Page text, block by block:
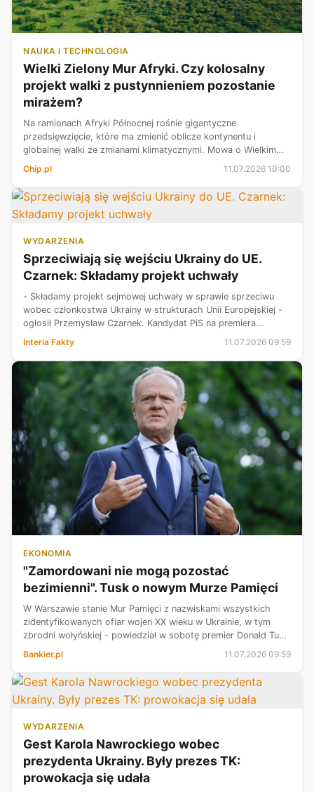
NAUKA I TECHNOLOGIA
Wielki Zielony Mur Afryki. Czy kolosalny
projekt walki z pustynnieniem pozostanie
mirażem?
Na ramionach Afryki Północnej rośnie gigantyczne
przedsięwzięcie, które ma zmienić oblicze kontynentu i
globalnej walki ze zmianami klimatycznymi. Mowa o Wielkim
kilometrów – od Senegalu na...
Chip.pl 11.07.2026 10:00
WYDARZENIA
Sprzeciwiają się wejściu Ukrainy do UE.
Czarnek: Składamy projekt uchwały
- Składamy projekt sejmowej uchwały w sprawie sprzeciwu
wobec członkostwa Ukrainy w strukturach Unii Europejskiej -
ogłosił Przemysław Czarnek. Kandydat PiS na premiera
państwa, które jawnie odwo...
Interia Fakty 11.07.2026 09:59
EKONOMIA
"Zamordowani nie mogą pozostać
bezimienni". Tusk o nowym Murze Pamięci
W Warszawie stanie Mur Pamięci z nazwiskami wszystkich
zidentyfikowanych ofiar wojen XX wieku w Ukrainie, w tym
zbrodni wołyńskiej - powiedział w sobotę premier Donald Tusk
Bankier.pl 11.07.2026 09:59
WYDARZENIA
Gest Karola Nawrockiego wobec
prezydenta Ukrainy. Były prezes TK:
prowokacja się udała